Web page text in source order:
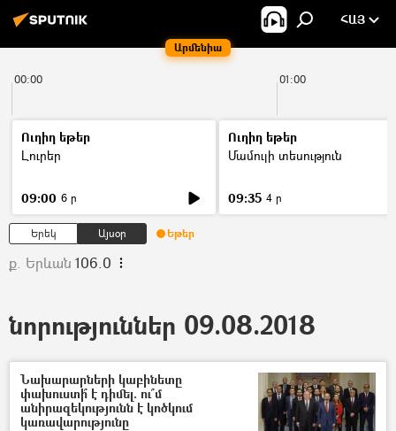
Արմենիա
ՀԱՅ
00:00 01:00
Ուղիղ եթեր
Լուրեր
09:00 6 ր
Ուղիղ եթեր
Մամուլի տեսություն
09:35 4 ր
Երեկ Այսօր Եթեր
ք. Երևան 106.0
նորություններ 09.08.2018
Նախարարների կաբինետը
փախուստի՞ է դիմել. ու՞մ
անիրազեկությունն է կոծկում
կառավարությունը